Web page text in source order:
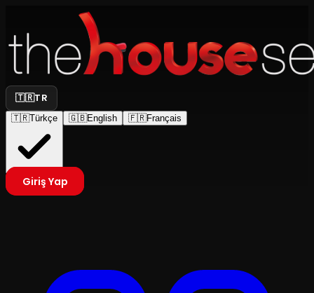
🇹🇷TR
🇹🇷Türkçe 🇬🇧English 🇫🇷Français
Giriş Yap